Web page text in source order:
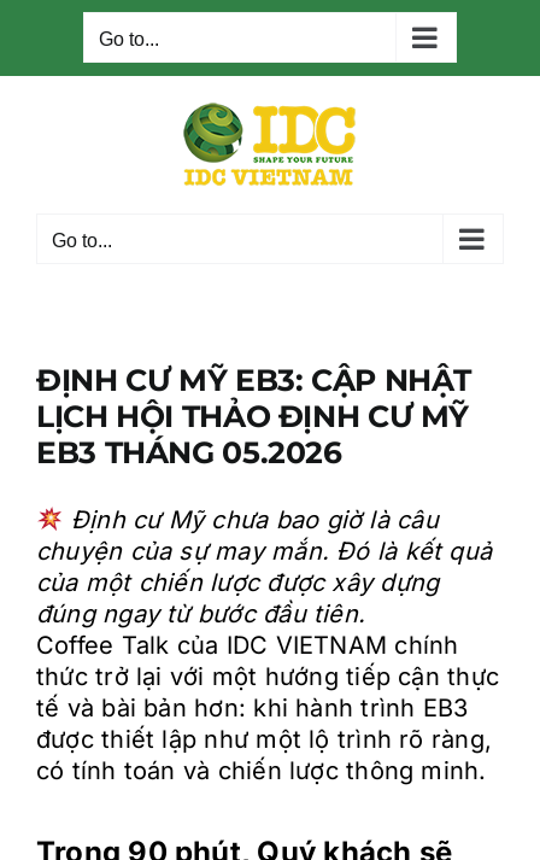
Go to...
Go to...
ĐỊNH CƯ MỸ EB3: CẬP NHẬT
LỊCH HỘI THẢO ĐỊNH CƯ MỸ
EB3 THÁNG 05.2026
Định cư Mỹ chưa bao giờ là câu
chuyện của sự may mắn. Đó là kết quả
của một chiến lược được xây dựng
đúng ngay từ bước đầu tiên.
Coffee Talk của IDC VIETNAM chính
thức trở lại với một hướng tiếp cận thực
tế và bài bản hơn: khi hành trình EB3
được thiết lập như một lộ trình rõ ràng,
có tính toán và chiến lược thông minh.
Trong 90 phút, Quý khách sẽ